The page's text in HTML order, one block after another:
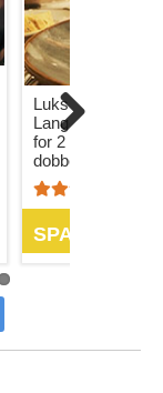
Luksus
Langeland! - 2
for 2 personer i
dobbeltvære...
SPAR 57%